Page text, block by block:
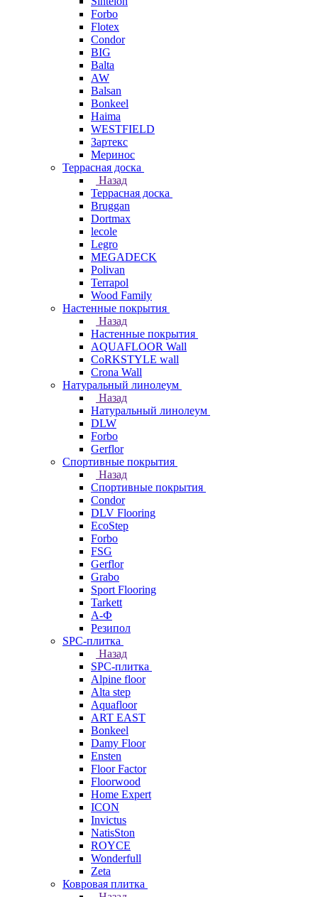
Forbo
Flotex
Condor
BIG
Balta
AW
Balsan
Bonkeel
Haima
WESTFIELD
Зартекс
Меринос
Террасная доска
Назад
Террасная доска
Bruggan
Dortmax
lecole
Legro
MEGADECK
Polivan
Terrapol
Wood Family
Настенные покрытия
Назад
Настенные покрытия
AQUAFLOOR Wall
CoRKSTYLE wall
Crona Wall
Натуральный линолеум
Назад
Натуральный линолеум
DLW
Forbo
Gerflor
Спортивные покрытия
Назад
Спортивные покрытия
Condor
DLV Flooring
EcoStep
Forbo
FSG
Gerflor
Grabo
Sport Flooring
Tarkett
А-Ф
Резипол
SPC-плитка
Назад
SPC-плитка
Alpine floor
Alta step
Aquafloor
ART EAST
Bonkeel
Damy Floor
Ensten
Floor Factor
Floorwood
Home Expert
ICON
Invictus
NatisSton
ROYCE
Wonderfull
Zeta
Ковровая плитка